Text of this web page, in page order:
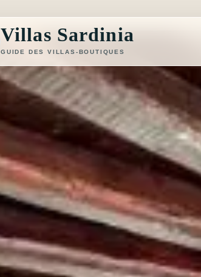
Villas Sardinia
GUIDE DES VILLAS-BOUTIQUES